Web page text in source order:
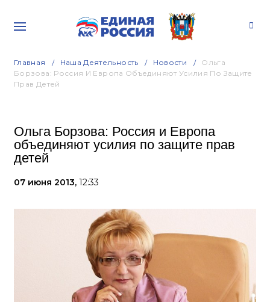
Главная Наша Деятельность Новости
Ольга
Борзова: Россия И Европа Объединяют Усилия По Защите
Прав Детей
Ольга Борзова: Россия и Европа
объединяют усилия по защите прав
детей
07 июня 2013, 12:33